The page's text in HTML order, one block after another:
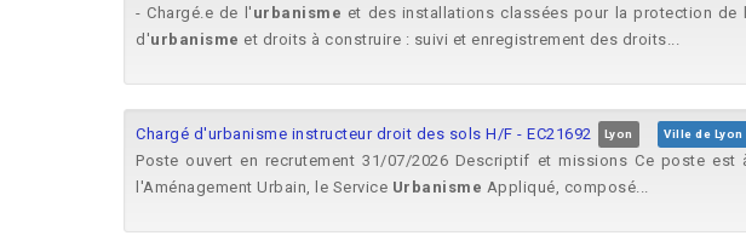
- Chargé.e de l' urbanisme et des installations classées pour la protection de
d'urbanisme et droits à construire : suivi et enregistrement des droits...
Chargé d'urbanisme instructeur droit des sols H/F - EC21692 Lyon Ville de Lyon
Poste ouvert en recrutement 31/07/2026 Descriptif et missions Ce poste est
l'Aménagement Urbain, le Service Urbanisme Appliqué, composé...